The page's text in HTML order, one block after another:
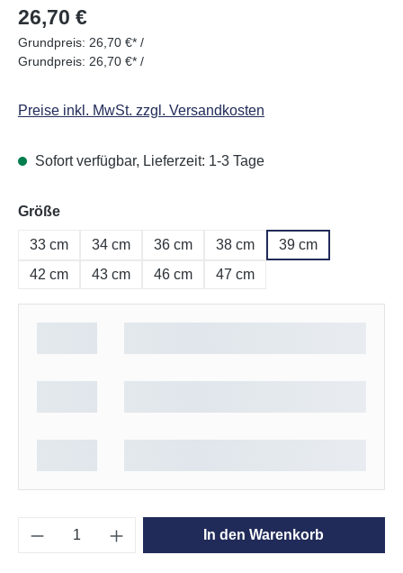
Regulärer Preis:
26,70 €
Grundpreis: 26,70 €* /
Grundpreis: 26,70 €* /
Preise inkl. MwSt. zzgl. Versandkosten
Sofort verfügbar, Lieferzeit: 1-3 Tage
Größeauswählen
33 cm 34 cm 36 cm 38 cm
39 cm
42 cm
43 cm 46 cm 47 cm
Produkt Anzahl: Gib den gewünschten
In den Warenkorb